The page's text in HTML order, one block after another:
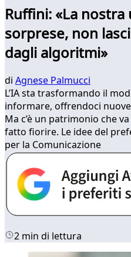
Ruffini: «La
sorprese, non
dagli algoritmi»
di Agnese Palmucci
L’IA sta trasformando il
informare, offrendoci
Ma c’è un patrimonio che
fatto fiorire. Le idee del
per la Comunicazione
2 min di lettura